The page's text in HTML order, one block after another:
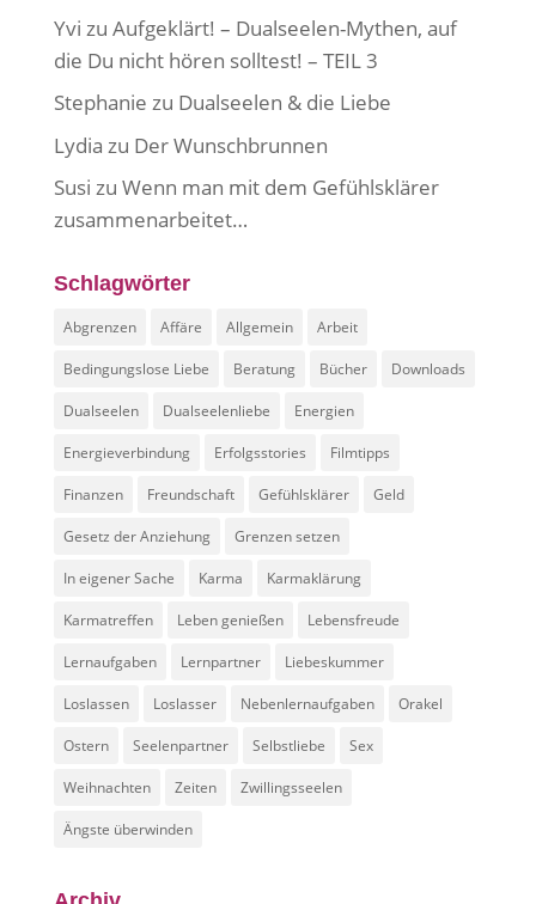
Yvi zu Aufgeklärt! – Dualseelen-Mythen, auf
die Du nicht hören solltest! – TEIL 3
Stephanie zu Dualseelen & die Liebe
Lydia zu Der Wunschbrunnen
Susi zu Wenn man mit dem Gefühlsklärer
zusammenarbeitet…
Schlagwörter
Abgrenzen Affäre Allgemein Arbeit
Bedingungslose Liebe Beratung Bücher Downloads
Dualseelen Dualseelenliebe Energien
Energieverbindung Erfolgsstories Filmtipps
Finanzen Freundschaft Gefühlsklärer Geld
Gesetz der Anziehung Grenzen setzen
In eigener Sache Karma Karmaklärung
Karmatreffen Leben genießen Lebensfreude
Lernaufgaben Lernpartner Liebeskummer
Loslassen Loslasser Nebenlernaufgaben Orakel
Ostern Seelenpartner Selbstliebe Sex
Weihnachten Zeiten Zwillingsseelen
Ängste überwinden